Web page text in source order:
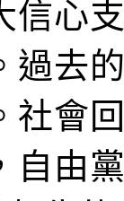
信心
過去
社會
自由